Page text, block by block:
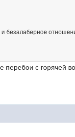
и безалаберное
с горячей